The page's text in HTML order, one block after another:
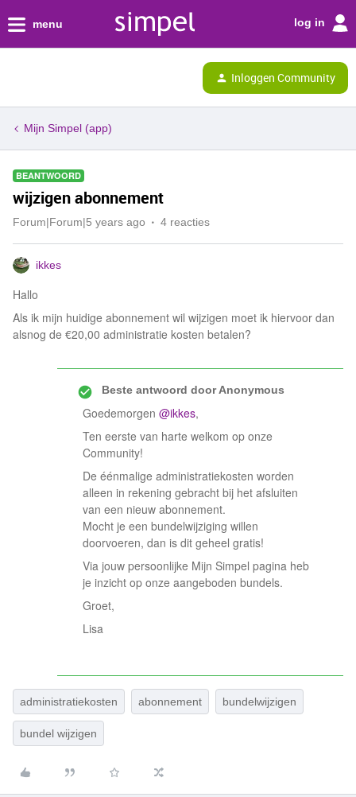
menu log in
Inloggen Community
Mijn Simpel (app)
BEANTWOORD
wijzigen abonnement
Forum|Forum|5 years ago 4 reacties
ikkes
Hallo
Als ik mijn huidige abonnement wil wijzigen moet ik hiervoor dan
alsnog de €20,00 administratie kosten betalen?
Beste antwoord doorAnonymous
Goedemorgen @ikkes,
Ten eerste van harte welkom op onze
Community!
De éénmalige administratiekosten worden
alleen in rekening gebracht bij het afsluiten
van een nieuw abonnement.
Mocht je een bundelwijziging willen
doorvoeren, dan is dit geheel gratis!
Via jouw persoonlijke Mijn Simpel pagina heb
je inzicht op onze aangeboden bundels.
Groet,
Lisa
administratiekosten abonnement bundelwijzigen
bundel wijzigen